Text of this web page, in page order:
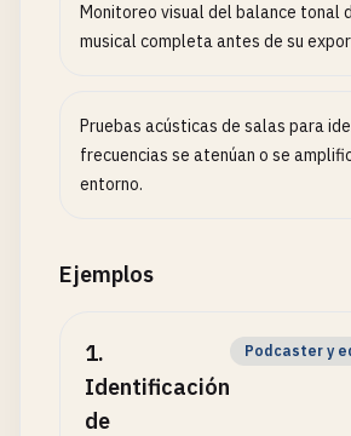
Monitoreo visual del balance tonal
musical completa antes de su
Pruebas acústicas de salas para
frecuencias se atenúan o se
entorno.
Ejemplos
1.
Identificación
de
Podcaster y